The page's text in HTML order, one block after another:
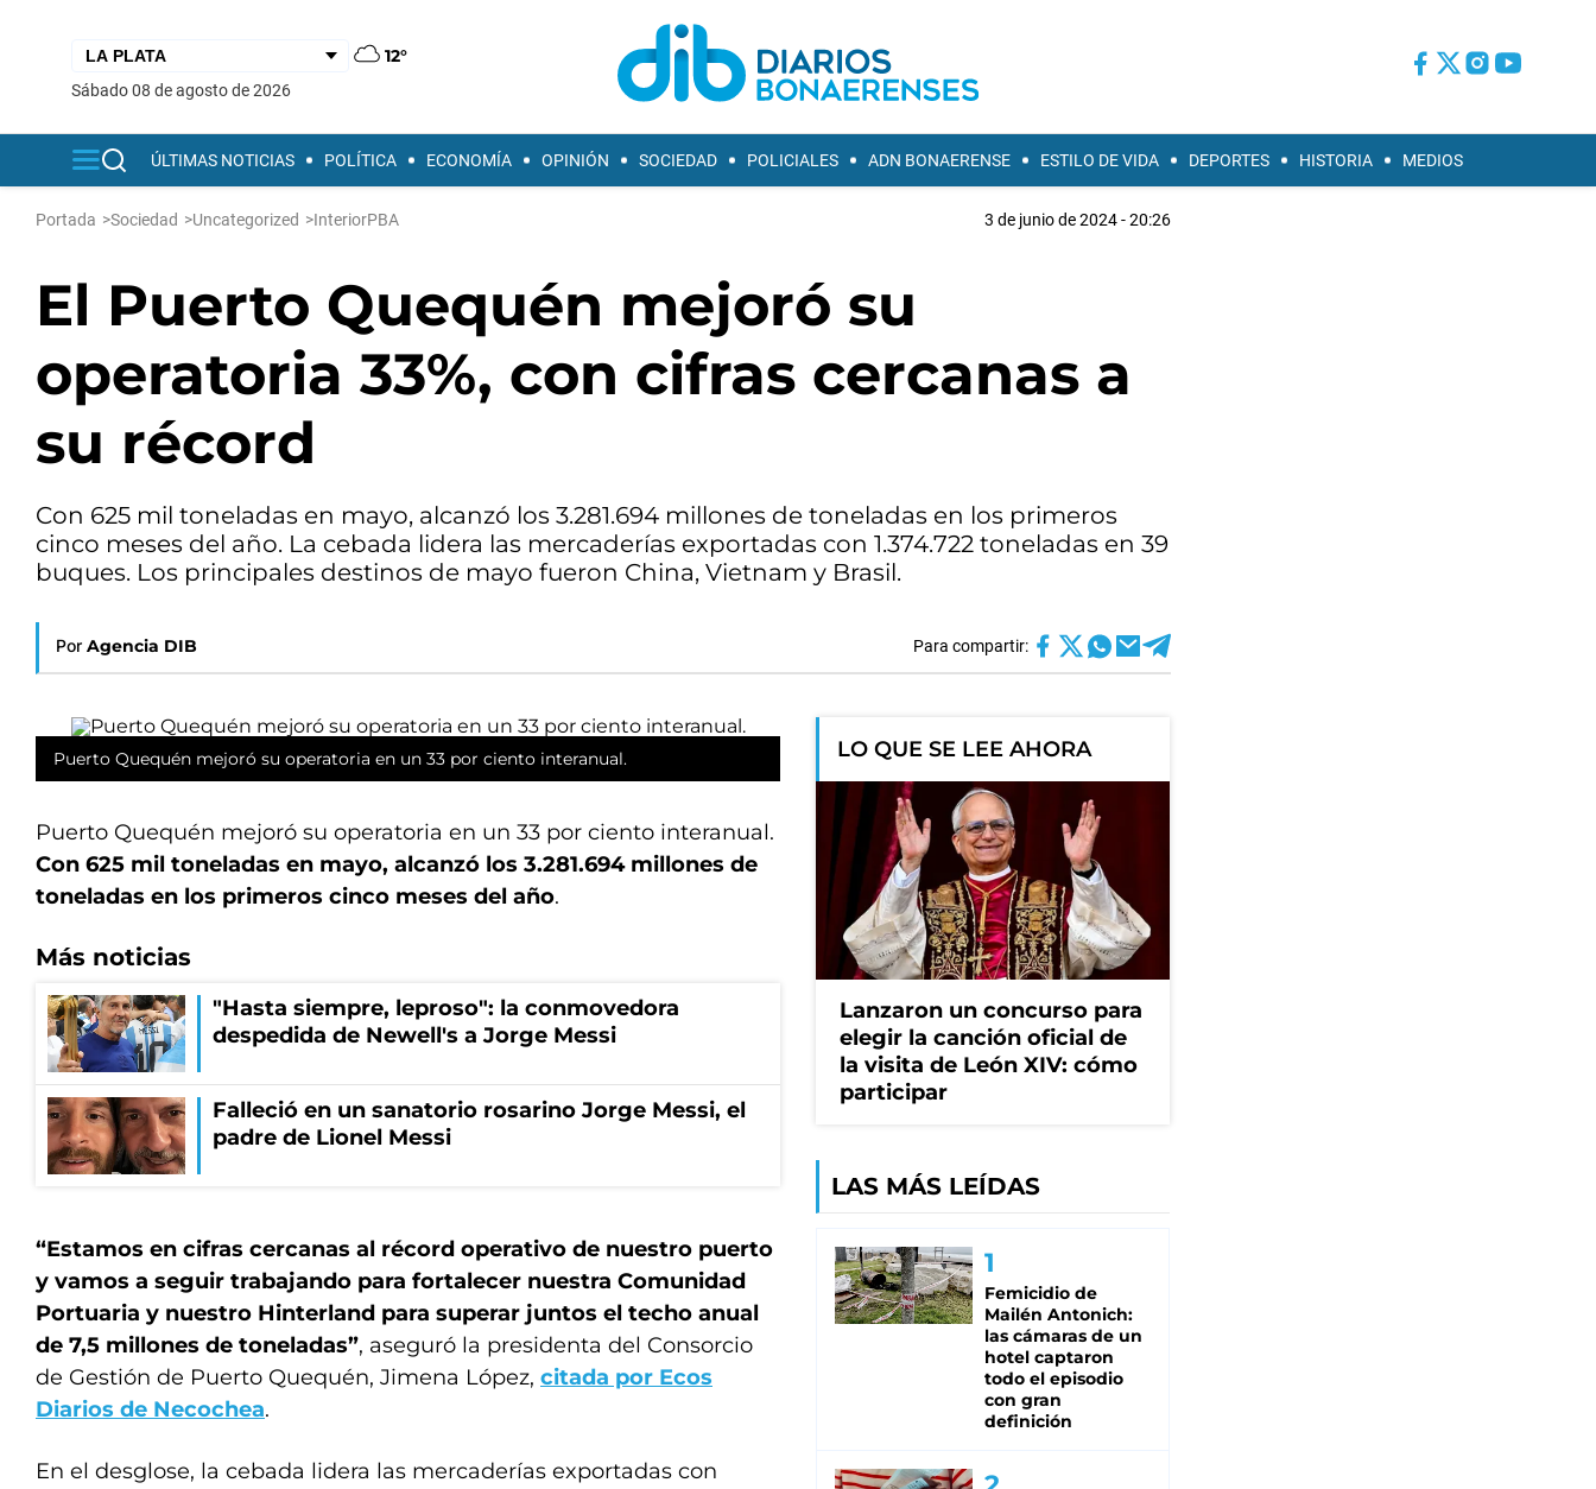
12°
sábado 08 de agosto de 2026
ÚLTIMAS NOTICIAS POLÍTICA ECONOMÍA OPINIÓN SOCIEDAD POLICIALES ADN BONAERENSE ESTILO DE VIDA DEPORTES HISTORIA MEDIOS
Portada >Sociedad >Uncategorized >InteriorPBA 3 de junio de 2024 - 20:26
El Puerto Quequén mejoró su
operatoria 33%, con cifras cercanas a
su récord
Con 625 mil toneladas en mayo, alcanzó los 3.281.694 millones de toneladas en los primeros
cinco meses del año. La cebada lidera las mercaderías exportadas con 1.374.722 toneladas en 39
buques. Los principales destinos de mayo fueron China, Vietnam y Brasil.
Por Agencia DIB Para compartir:
Puerto Quequén mejoró su operatoria en un 33 por ciento interanual.
Puerto Quequén mejoró su operatoria en un 33 por ciento interanual.
Con 625 mil toneladas en mayo, alcanzó los 3.281.694 millones de
toneladas en los primeros cinco meses del año.
Más noticias
"Hasta siempre, leproso": la conmovedora
despedida de Newell's a Jorge Messi
Falleció en un sanatorio rosarino Jorge Messi, el
padre de Lionel Messi
“Estamos en cifras cercanas al récord operativo de nuestro puerto
y vamos a seguir trabajando para fortalecer nuestra Comunidad
Portuaria y nuestro Hinterland para superar juntos el techo anual
de 7,5 millones de toneladas”, aseguró la presidenta del Consorcio
de Gestión de Puerto Quequén, Jimena López, citada por Ecos
Diarios de Necochea.
En el desglose, la cebada lidera las mercaderías exportadas con
LO QUE SE LEE AHORA
Lanzaron un concurso para
elegir la canción oficial de
la visita de León XIV: cómo
participar
LAS MÁS LEÍDAS
Femicidio de
Mailén Antonich:
las cámaras de un
hotel captaron
todo el episodio
con gran
definición